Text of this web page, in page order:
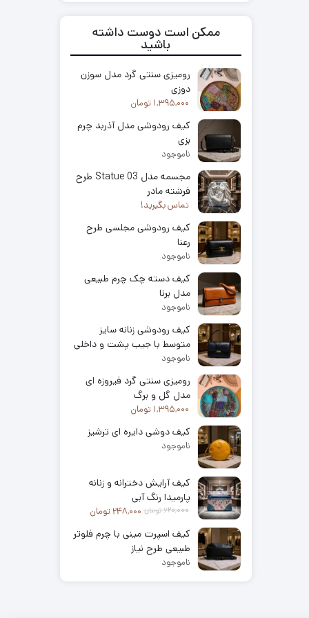
ممکن است دوست داشته
باشید
رومیزی سنتی گرد مدل سوزن
دوزی
1,395,000 تومان
کیف رودوشی مدل آذربد چرم
بزی
ناموجود
مجسمه مدل 03 Statue طرح
فرشته مادر
تماس بگیرید!
کیف رودوشی مجلسی طرح
رعنا
ناموجود
کیف دسته چک چرم طبیعی
مدل برنا
ناموجود
کیف رودوشی زنانه سایز
متوسط با جیب پشت و داخلی
مدل آراه
ناموجود
رومیزی سنتی گرد فیروزه ای
مدل گل و برگ
1,395,000 تومان
کیف دوشی دایره ای ترشیز
ناموجود
کیف آرایش دخترانه و زنانه
پارمیدا رنگ آبی
620,000تومان 248,000 تومان
کیف اسپرت مینی با چرم فلوتر
طبیعی طرح نیاز
ناموجود